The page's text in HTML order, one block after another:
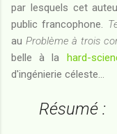
par lesquels cet
public francophone.
au Problème à trois
belle à la hard-
d'ingénierie céleste...
Résumé :